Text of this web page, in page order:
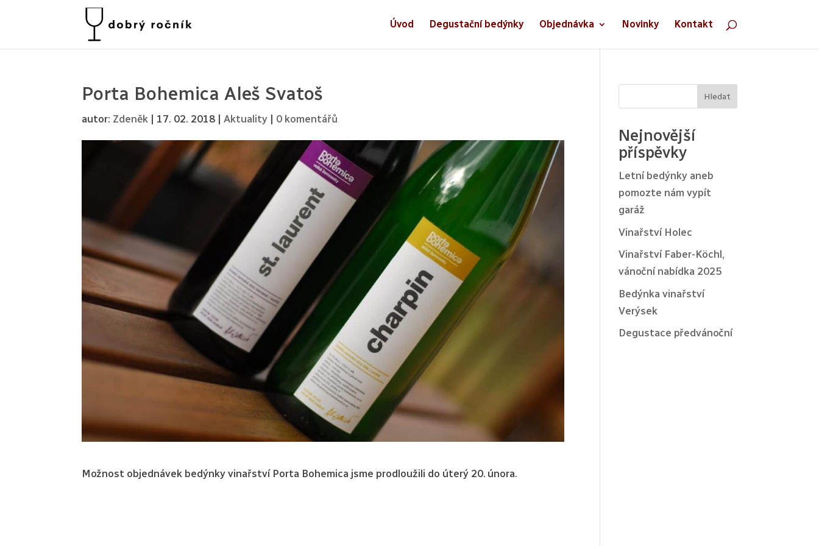
Úvod Degustační bedýnky Objednávka Novinky Kontakt
Porta Bohemica Aleš Svatoš
autor: Zdeněk 17. 02. 2018 |Aktuality 0 komentářů
Možnost objednávek bedýnky vinařství Porta Bohemica jsme prodloužili do úterý 20. února.
Hledat
Nejnovější
příspěvky
Letní bedýnky aneb
pomozte nám vypít
garáž
Vinařství Holec
Vinařství Faber-Köchl,
vánoční nabídka 2025
Bedýnka vinařství
Verýsek
Degustace předvánoční